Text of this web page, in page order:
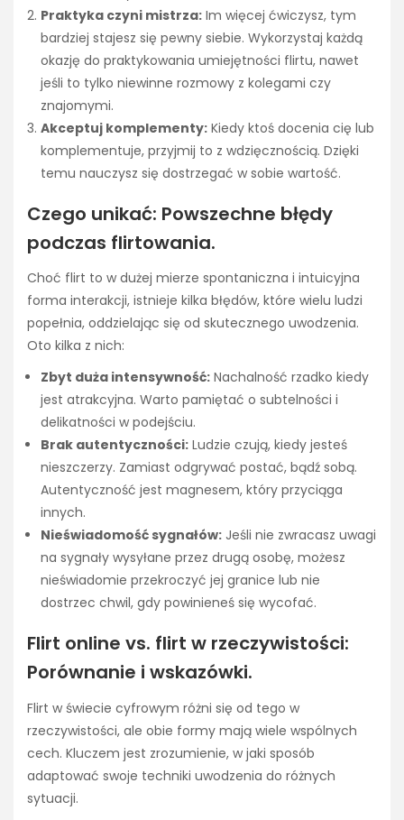
Praktyka czyni mistrza: Im więcej ćwiczysz, tym
bardziej stajesz się pewny siebie. Wykorzystaj każdą
okazję do praktykowania umiejętności flirtu, nawet
jeśli to tylko niewinne rozmowy z kolegami czy
znajomymi.
Akceptuj komplementy: Kiedy ktoś docenia cię lub
komplementuje, przyjmij to z wdzięcznością. Dzięki
temu nauczysz się dostrzegać w sobie wartość.
Czego unikać: Powszechne błędy
podczas flirtowania.
Choć flirt to w dużej mierze spontaniczna i intuicyjna
forma interakcji, istnieje kilka błędów, które wielu ludzi
popełnia, oddzielając się od skutecznego uwodzenia.
Oto kilka z nich:
Zbyt duża intensywność: Nachalność rzadko kiedy
jest atrakcyjna. Warto pamiętać o subtelności i
delikatności w podejściu.
Brak autentyczności: Ludzie czują, kiedy jesteś
nieszczerzy. Zamiast odgrywać postać, bądź sobą.
Autentyczność jest magnesem, który przyciąga
innych.
Nieświadomość sygnałów: Jeśli nie zwracasz uwagi
na sygnały wysyłane przez drugą osobę, możesz
nieświadomie przekroczyć jej granice lub nie
dostrzec chwil, gdy powinieneś się wycofać.
Flirt online vs. flirt w rzeczywistości:
Porównanie i wskazówki.
Flirt w świecie cyfrowym różni się od tego w
rzeczywistości, ale obie formy mają wiele wspólnych
cech. Kluczem jest zrozumienie, w jaki sposób
adaptować swoje techniki uwodzenia do różnych
sytuacji.